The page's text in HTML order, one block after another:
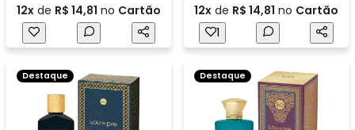
12x de R$ 14,81 no Cartão 12x de R$ 14,81 no Cartão
1
Destaque Destaque